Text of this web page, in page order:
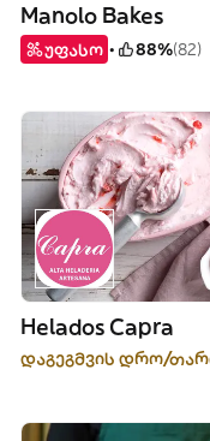
Manolo Bakes
უფასო 88%(82)
Helados Capra
დაგეგმვის დრო/